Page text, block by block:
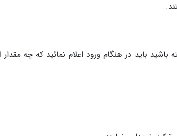
باید در هنگام ورود اعلام نمائید که چه مقدار